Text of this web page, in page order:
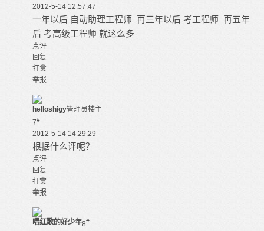
2012-5-14 12:57:47
一年以后 自动助理工程师 再三年以后 考工程师 再五年
后 考高级工程师 就这么多
点评
回复
打赏
举报
helloshigy管理员楼主
7#
2012-5-14 14:29:29
根据什么评呢？
点评
回复
打赏
举报
唱红歌的好少年8#